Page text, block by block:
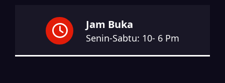
Jam Buka
Senin-Sabtu: 10- 6 Pm